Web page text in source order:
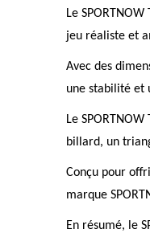
Le
jeu réaliste et
Avec des
une stabilité et
Le
billard, un
Conçu pour
marque
En résumé, le